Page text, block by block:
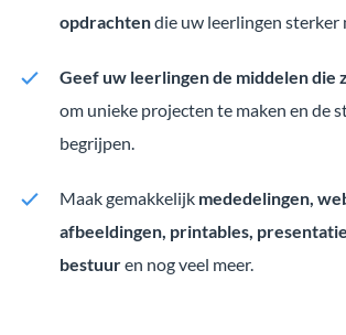
opdrachtendie uw leerlingen sterker
Geef uw leerlingen de middelen die
om unieke projecten te maken en de
begrijpen.
Maak gemakkelijk mededelingen,
afbeeldingen, printables,
bestuuren nog veel meer.